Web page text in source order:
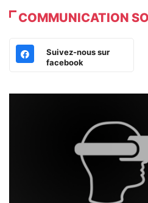
COMMUNICATION
Suivez-nous sur
facebook